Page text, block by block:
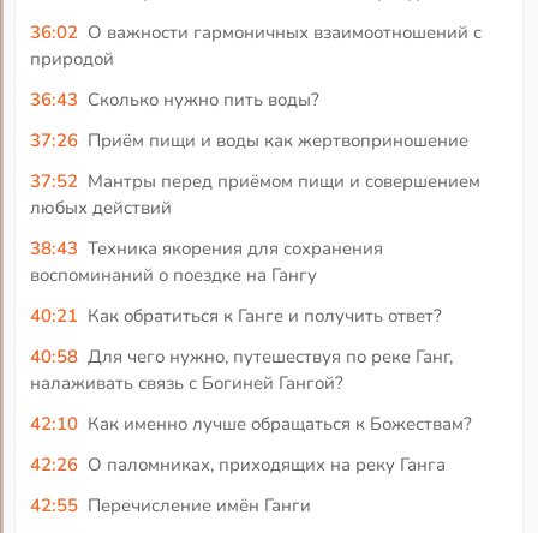
36:02 О важности гармоничных взаимоотношений с
природой
36:43 Сколько нужно пить воды?
37:26 Приём пищи и воды как жертвоприношение
37:52 Мантры перед приёмом пищи и совершением
любых действий
38:43 Техника якорения для сохранения
воспоминаний о поездке на Гангу
40:21 Как обратиться к Ганге и получить ответ?
40:58 Для чего нужно, путешествуя по реке Ганг,
налаживать связь с Богиней Гангой?
42:10 Как именно лучше обращаться к Божествам?
42:26 О паломниках, приходящих на реку Ганга
42:55 Перечисление имён Ганги